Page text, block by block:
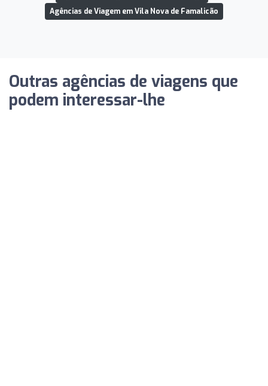
Agências de Viagem em Vila Nova de Famalicão
Outras agências de viagens que
podem interessar-lhe